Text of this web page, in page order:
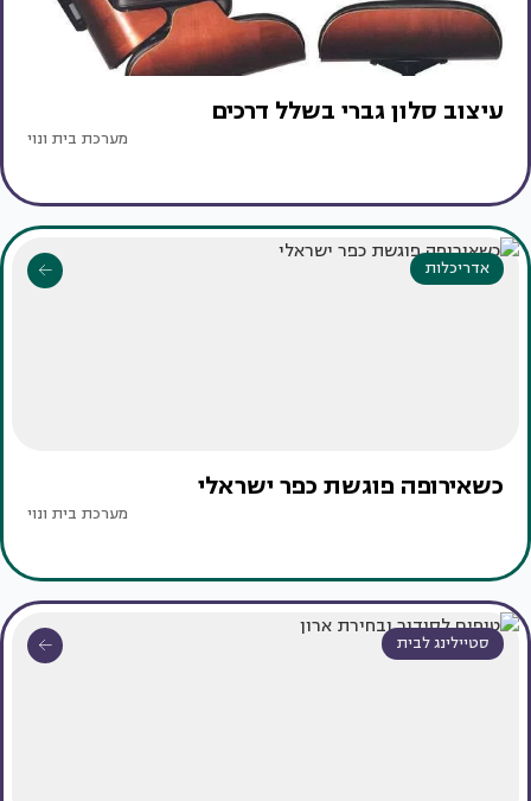
עיצוב סלון גברי בשלל דרכים
מערכת בית ונוי
אדריכלות
כשאירופה פוגשת כפר ישראלי
מערכת בית ונוי
סטיילינג לבית